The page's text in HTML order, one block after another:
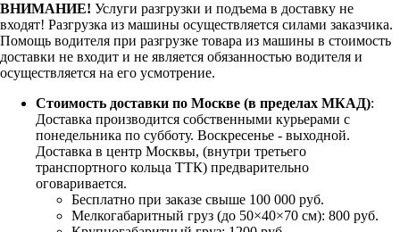
ВНИМАНИЕ! Услуги разгрузки и подъема в доставку не
входят! Разгрузка из машины осуществляется силами заказчика.
Помощь водителя при разгрузке товара из машины в стоимость
доставки не входит и не является обязанностью водителя и
осуществляется на его усмотрение.
Стоимость доставки по Москве (в пределах МКАД):
Доставка производится собственными курьерами с
понедельника по субботу. Воскресенье - выходной.
Доставка в центр Москвы, (внутри третьего
транспортного кольца ТТК) предварительно
оговаривается.
Бесплатно при заказе свыше 100 000 руб.
Мелкогабаритный груз (до 50×40×70 см): 800 руб.